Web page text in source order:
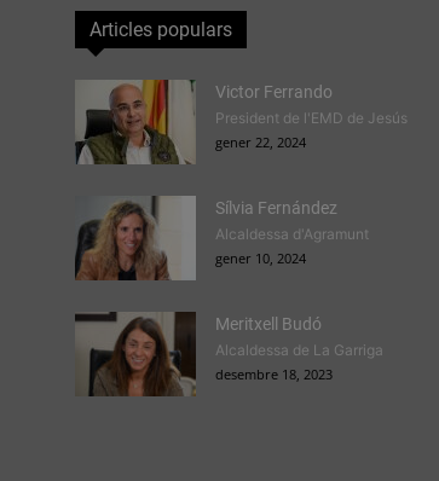
Articles populars
Victor Ferrando
President de l'EMD de Jesús
gener 22, 2024
Sílvia Fernández
Alcaldessa d'Agramunt
gener 10, 2024
Meritxell Budó
Alcaldessa de La Garriga
desembre 18, 2023